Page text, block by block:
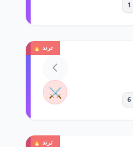
ترند 🔥
⚔️
ترند 🔥